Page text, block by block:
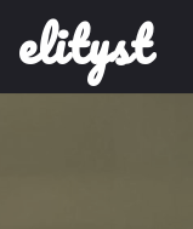
elityst
Skip to content